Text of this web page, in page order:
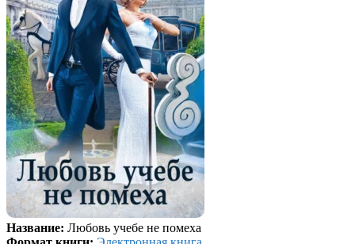
Название: Любовь учебе не помеха